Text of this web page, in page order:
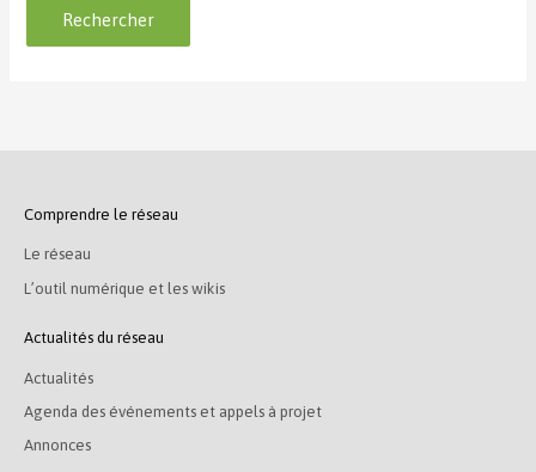
Comprendre le réseau
Le réseau
L’outil numérique et les wikis
Actualités du réseau
Actualités
Agenda des événements et appels à projet
Annonces